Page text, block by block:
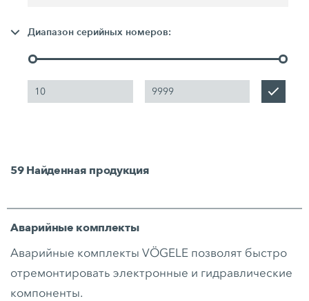
Диапазон серийных номеров:
59 Найденная продукция
Аварийные комплекты
Аварийные комплекты VÖGELE позволят быстро
отремонтировать электронные и гидравлические
компоненты.